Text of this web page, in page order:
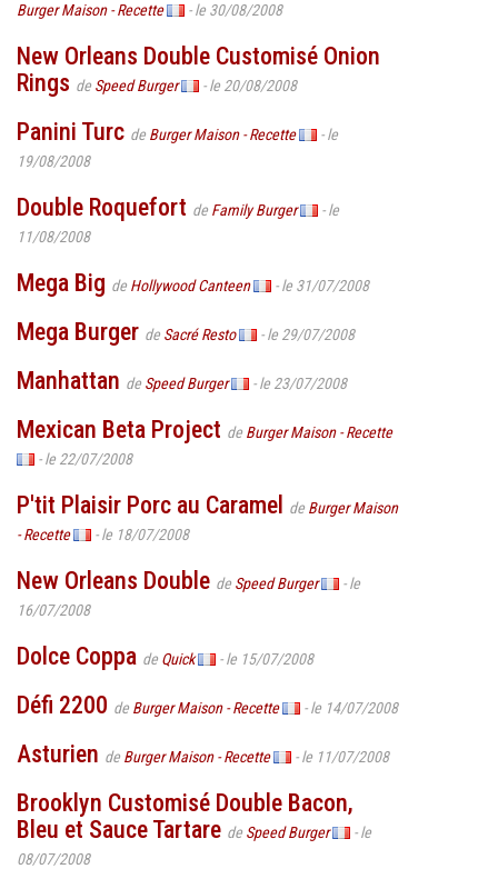
Burger Maison - Recette
- le 30/08/2008
New Orleans Double Customisé Onion
Rings de Speed Burger - le 20/08/2008
Panini Turc de Burger Maison - Recette
- le
19/08/2008
Double Roquefort de Family Burger
- le
11/08/2008
Mega Big de Hollywood Canteen - le 31/07/2008
Mega Burger de Sacré Resto - le 29/07/2008
Manhattan de Speed Burger - le 23/07/2008
Mexican Beta Project de Burger Maison - Recette
- le 22/07/2008
P'tit Plaisir Porc au Caramel de Burger Maison
- Recette
- le 18/07/2008
New Orleans Double de Speed Burger
- le
16/07/2008
Dolce Coppa de Quick - le 15/07/2008
Défi 2200 de Burger Maison - Recette - le 14/07/2008
Asturien de Burger Maison - Recette - le 11/07/2008
Brooklyn Customisé Double Bacon,
Bleu et Sauce Tartare de Speed Burger
- le
08/07/2008